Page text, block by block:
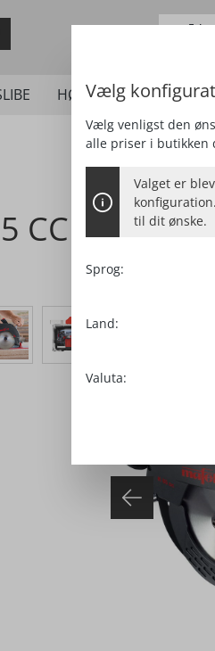
HØVLE FRÆSE
CC
Vælg
Vælg venligst den
alle priser i butikken
Valget er
til dit ønske.
Sprog:
Land:
Valuta: